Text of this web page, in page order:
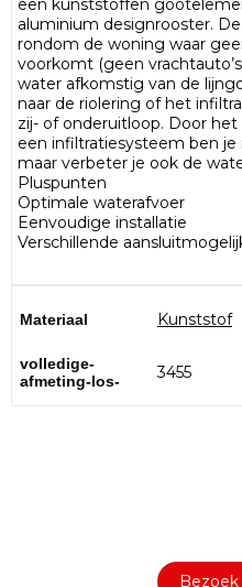
een kunststoffen
aluminium designrooster.
rondom de woning waar
voorkomt (geen
water afkomstig van de
naar de riolering of het
zij- of onderuitloop. Door
een infiltratiesysteem ben
maar verbeter je ook de
Pluspunten
Optimale waterafvoer
Eenvoudige installatie
Verschillende
Materiaal Kunststof
volledige-
afmeting-los-
3455